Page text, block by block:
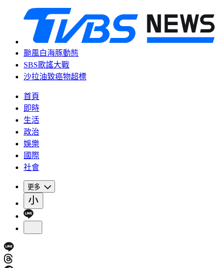
颱風白海豚動態
SBS歌謠大戰
沙拉油致癌物超標
首頁
即時
生活
政治
娛樂
國際
社會
更多